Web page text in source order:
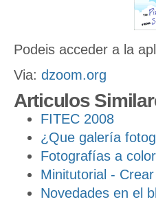
Podeis acceder a la
Via: dzoom.org
Articulos
FITEC 2008
¿Que galería
Fotografías a
Minitutorial -
Novedades en el